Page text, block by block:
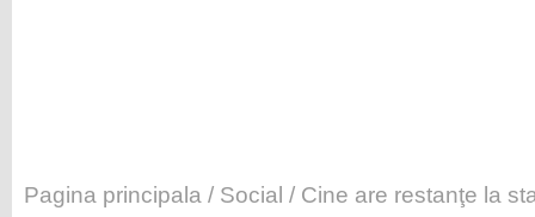
Pagina principala / Social / Cine are restanţe la